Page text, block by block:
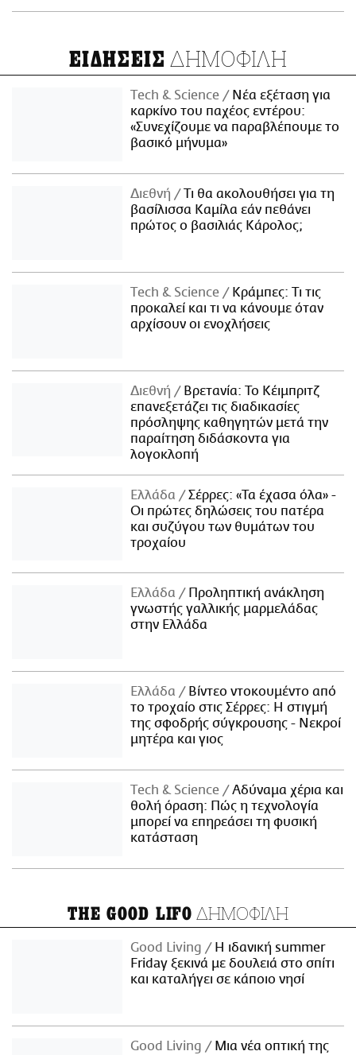
ΕΙΔΗΣΕΙΣ ΔΗΜΟΦΙΛΗ
Τech & Science
Νέα εξέταση για
καρκίνο του παχέος εντέρου:
«Συνεχίζουμε να παραβλέπουμε το
βασικό μήνυμα»
Διεθνή
Τι θα ακολουθήσει για τη
βασίλισσα Καμίλα εάν πεθάνει
πρώτος ο βασιλιάς Κάρολος;
Τech & Science
Κράμπες: Τι τις
προκαλεί και τι να κάνουμε όταν
αρχίσουν οι ενοχλήσεις
Διεθνή
Βρετανία: Το Κέιμπριτζ
επανεξετάζει τις διαδικασίες
πρόσληψης καθηγητών μετά την
παραίτηση διδάσκοντα για
λογοκλοπή
Ελλάδα
Σέρρες: «Τα έχασα όλα» -
Οι πρώτες δηλώσεις του πατέρα
και συζύγου των θυμάτων του
τροχαίου
Ελλάδα
Προληπτική ανάκληση
γνωστής γαλλικής μαρμελάδας
στην Ελλάδα
Ελλάδα
Βίντεο ντοκουμέντο από
το τροχαίο στις Σέρρες: Η στιγμή
της σφοδρής σύγκρουσης - Νεκροί
μητέρα και γιος
Τech & Science
Αδύναμα χέρια και
θολή όραση: Πώς η τεχνολογία
μπορεί να επηρεάσει τη φυσική
κατάσταση
THE GOOD LIFO ΔΗΜΟΦΙΛΗ
Good Living
Η ιδανική summer
Friday ξεκινά με δουλειά στο σπίτι
και καταλήγει σε κάποιο νησί
Good Living
Μια νέα οπτική της